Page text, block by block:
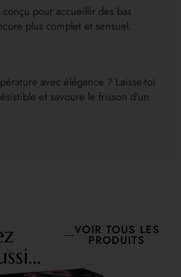
pour accueillir des bas
plus complet et sensuel.
avec élégance ? Laisse-toi
et savoure le frisson d’un
VOIR TOUS LES
PRODUITS